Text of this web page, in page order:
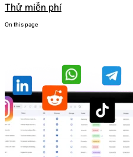
Thử miễn phí
On this page